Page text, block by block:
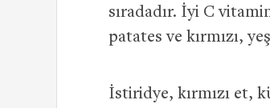
sıradadır. İyi C
patates ve kırmızı,
İstiridye, kırmızı et,